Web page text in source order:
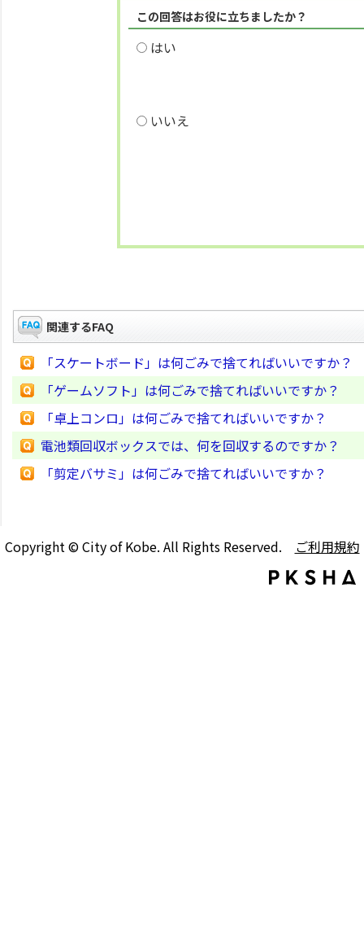
この回答はお役に立ちましたか？
はい
いいえ
関連するFAQ
「スケートボード」は何ごみで捨てればいいですか？
「ゲームソフト」は何ごみで捨てればいいですか？
「卓上コンロ」は何ごみで捨てればいいですか？
電池類回収ボックスでは、何を回収するのですか？
「剪定バサミ」は何ごみで捨てればいいですか？
Copyright © City of Kobe. All Rights Reserved. ご利用規約